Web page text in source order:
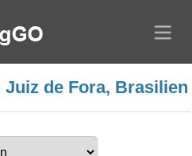
de Fora, Brasilien